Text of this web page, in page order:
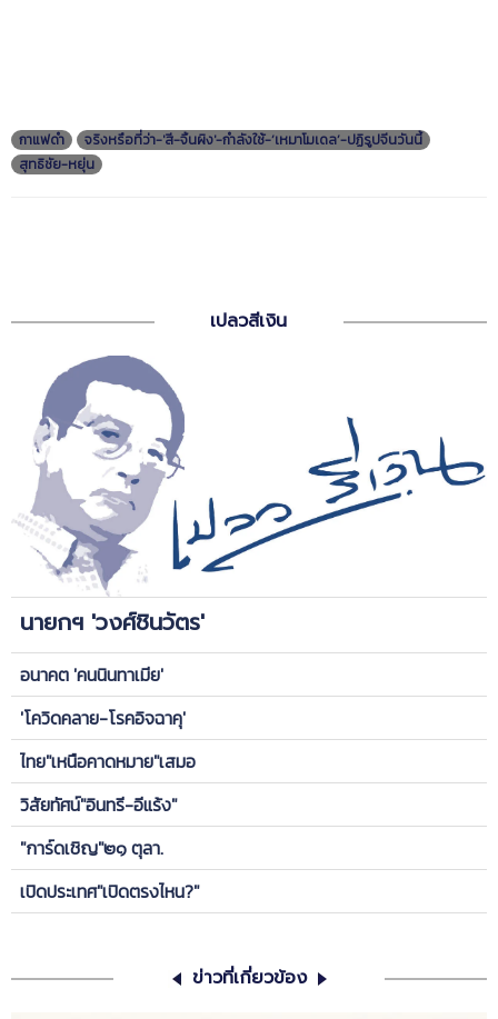
กาแฟดำ
จริงหรือที่ว่า-'สี-จิ้นผิง'-กำลังใช้-‘เหมาโมเดล’-ปฏิรูปจีนวันนี้
สุทธิชัย-หยุ่น
เปลวสีเงิน
นายกฯ 'วงศ์ชินวัตร'
อนาคต 'คนนินทาเมีย'
'โควิดคลาย-โรคอิจฉาคุ'
ไทย"เหนือคาดหมาย"เสมอ
วิสัยทัศน์"อินทรี-อีแร้ง"
"การ์ดเชิญ"๒๑ ตุลา.
เปิดประเทศ"เปิดตรงไหน?"
ข่าวที่เกี่ยวข้อง